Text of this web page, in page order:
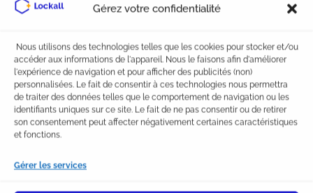
Gérez votre confidentialité
Nous utilisons des technologies telles que les cookies pour stocker et/ou
accéder aux informations de l'appareil. Nous le faisons afin d'améliorer
l'expérience de navigation et pour afficher des publicités (non)
personnalisées. Le fait de consentir à ces technologies nous permettra
de traiter des données telles que le comportement de navigation ou les
identifiants uniques sur ce site. Le fait de ne pas consentir ou de retirer
son consentement peut affecter négativement certaines caractéristiques
et fonctions.
Gérer les services
du box.
accéder aux biens, selon la localisation du
box.
Accès: certaines installations peuvent avoir
des horaires d’ouverture limités, mais plus
larges qu’un garde meuble.
Engagement
: Certaines options avec
minimum.